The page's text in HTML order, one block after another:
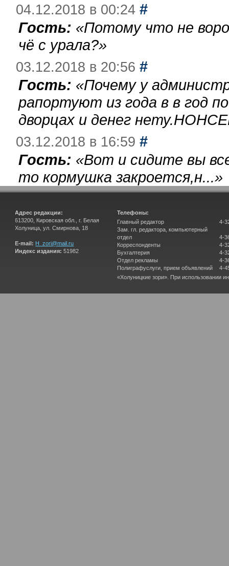
04.12.2018 в 00:24 #
Гость: «Потому что не
чё с урала?»
03.12.2018 в 20:56 #
Гость: «Почему у
рапортуют из года в в год
дворцах и денег
03.12.2018 в 16:59 #
Гость: «Вот и сидите вы
то кормушка закроется,н...»
Адрес редакции:
613200, Кировская обл., г. Белая
Холуница, ул. Смирнова, 18
E-mail: H_zori@mail.ru
Индекс издания: 51982
Телефоны:
Главный редактор
Зам. гл. редактора, компьютерный
отдел
Корреспонденты
Бухгалтерия
Отдел рекламы
Полиграфуслуги, прием объявлений
4-
4-
4-
4-
4-
4-
«Холуницкие зори». При использовании